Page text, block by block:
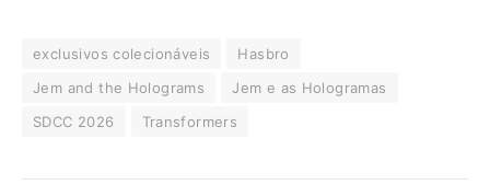
exclusivos colecionáveis
Hasbro
Jem and the Holograms
Jem e as Hologramas
SDCC 2026
Transformers